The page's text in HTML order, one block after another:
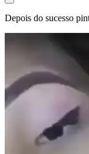
Depois do sucesso